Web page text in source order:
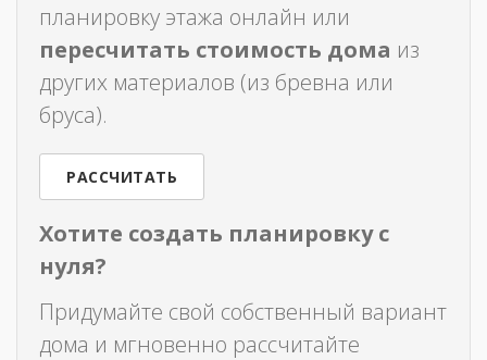
планировку этажа онлайн или
пересчитать стоимость дома из
других материалов (из бревна или
бруса).
РАССЧИТАТЬ
Хотите создать планировку с
нуля?
Придумайте свой собственный вариант
дома и мгновенно рассчитайте